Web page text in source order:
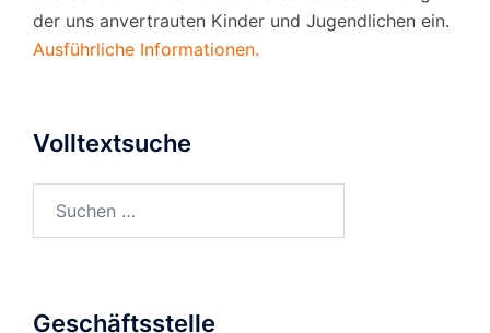
der uns anvertrauten Kinder und Jugendlichen ein.
Ausführliche Informationen.
Volltextsuche
Geschäftsstelle